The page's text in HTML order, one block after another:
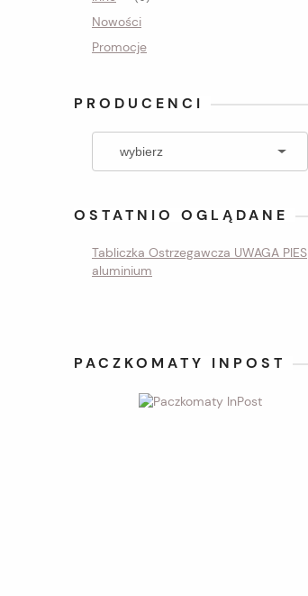
Nowości
Promocje
PRODUCENCI
OSTATNIO OGLĄDANE
Tabliczka Ostrzegawcza UWAGA PIES
aluminium
PACZKOMATY INPOST